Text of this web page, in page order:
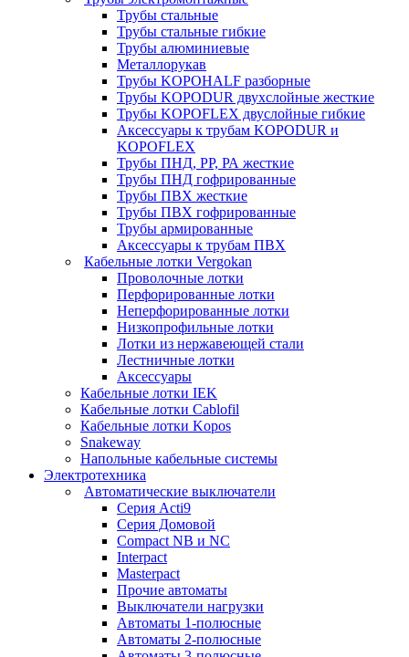
Трубы стальные
Трубы стальные гибкие
Трубы алюминиевые
Металлорукав
Трубы KOPOHALF разборные
Трубы KOPODUR двухслойные жесткие
Трубы KOPOFLEX двуслойные гибкие
Аксессуары к трубам KOPODUR и
KOPOFLEX
Трубы ПНД, РР, РА жесткие
Трубы ПНД гофрированные
Трубы ПВХ жесткие
Трубы ПВХ гофрированные
Трубы армированные
Аксессуары к трубам ПВХ
Кабельные лотки Vergokan
Проволочные лотки
Перфорированные лотки
Неперфорированные лотки
Низкопрофильные лотки
Лотки из нержавеющей стали
Лестничные лотки
Аксессуары
Кабельные лотки IEK
Кабельные лотки Cablofil
Кабельные лотки Kopos
Snakeway
Напольные кабельные системы
Электротехника
Автоматические выключатели
Серия Acti9
Серия Домовой
Compact NB и NC
Interpact
Masterpact
Прочие автоматы
Выключатели нагрузки
Автоматы 1-полюсные
Автоматы 2-полюсные